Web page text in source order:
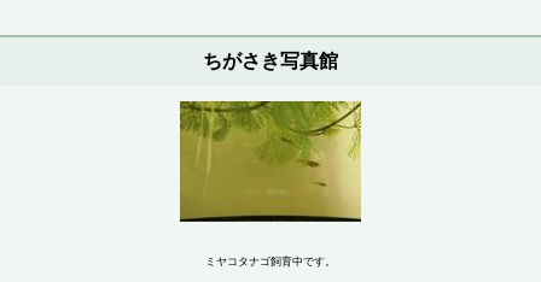
ちがさき写真館
ミヤコタナゴ飼育中です。